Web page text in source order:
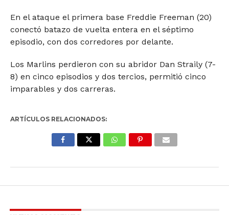
En el ataque el primera base Freddie Freeman (20)
conectó batazo de vuelta entera en el séptimo
episodio, con dos corredores por delante.
Los Marlins perdieron con su abridor Dan Straily (7-
8) en cinco episodios y dos tercios, permitió cinco
imparables y dos carreras.
ARTÍCULOS RELACIONADOS: